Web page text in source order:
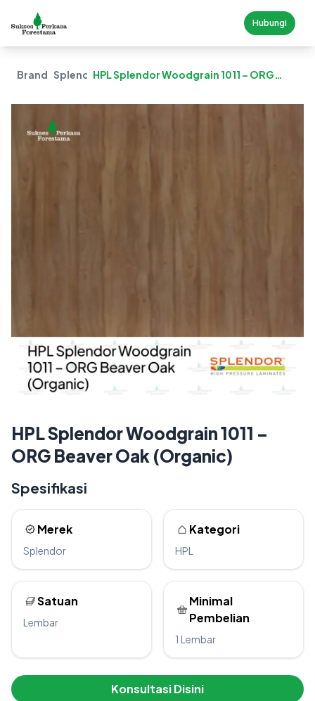
Hubungi
Brand SplendorHPL Splendor Woodgrain 1011 – ORG
HPL Splendor Woodgrain 1011 –
ORG Beaver Oak (Organic)
Spesifikasi
Merek
Splendor
Kategori
HPL
Satuan
Lembar
Minimal
Pembelian
1 Lembar
Konsultasi Disini